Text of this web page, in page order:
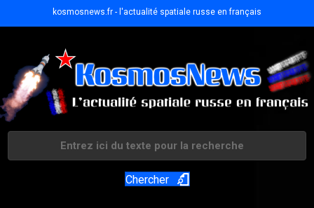
kosmosnews.fr - l'actualité spatiale russe en français
Chercher